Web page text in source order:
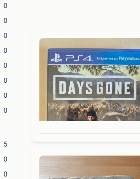
0
0
0
0
0
0
0
0
5
0
0